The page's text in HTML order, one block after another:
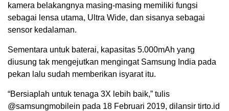
kamera belakangnya masing-masing memiliki fungsi
sebagai lensa utama, Ultra Wide, dan sisanya sebagai
sensor kedalaman.
Sementara untuk baterai, kapasitas 5.000mAh yang
diusung tak mengejutkan mengingat Samsung India pada
pekan lalu sudah memberikan isyarat itu.
“Bersiaplah untuk tenaga 3X lebih baik,” tulis
@samsungmobilein pada 18 Februari 2019, dilansir tirto.id